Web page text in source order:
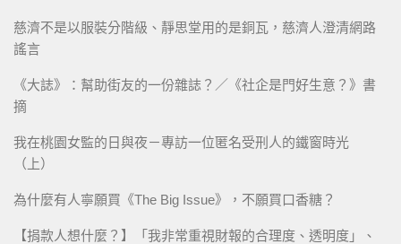
慈濟不是以服裝分階級、靜思堂用的是銅瓦，慈濟人澄清網路
謠言
《大誌》：幫助街友的一份雜誌？／《社企是門好生意？》書
摘
我在桃園女監的日與夜－專訪一位匿名受刑人的鐵窗時光
（上）
為什麼有人寧願買《The Big Issue》，不願買口香糖？
【捐款人想什麼？】「我非常重視財報的合理度、透明度」、